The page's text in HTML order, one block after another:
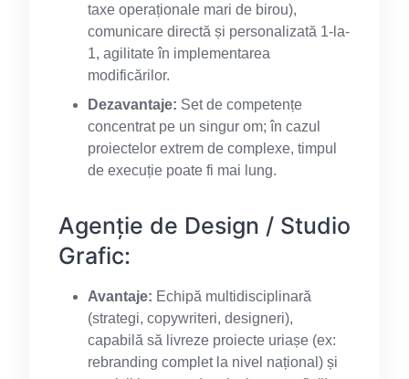
taxe operaționale mari de birou),
comunicare directă și personalizată 1-la-
1, agilitate în implementarea
modificărilor.
Dezavantaje: Set de competențe
concentrat pe un singur om; în cazul
proiectelor extrem de complexe, timpul
de execuție poate fi mai lung.
Agenție de Design / Studio
Grafic:
Avantaje: Echipă multidisciplinară
(strategi, copywriteri, designeri),
capabilă să livreze proiecte uriașe (ex:
rebranding complet la nivel național) și